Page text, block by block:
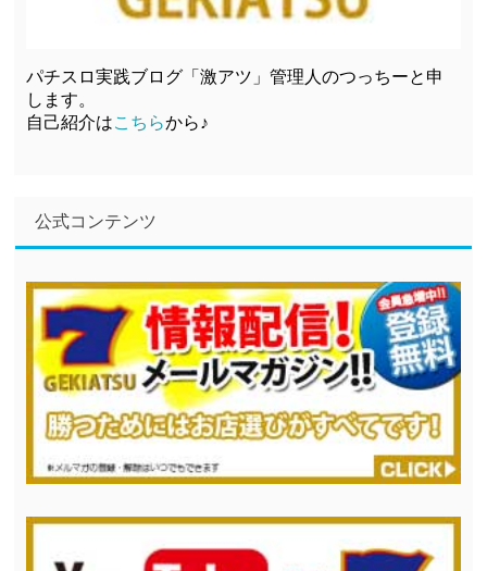
パチスロ実践ブログ「激アツ」管理人のつっちーと申
します。
自己紹介はこちらから♪
公式コンテンツ